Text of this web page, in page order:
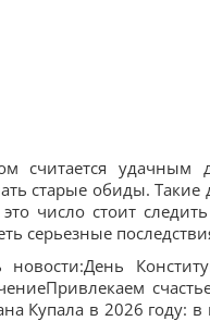
считается удачным
старые обиды.
число стоит
серьезные
новости:День
Купала в 2026 году: